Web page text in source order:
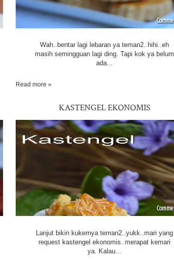
Wah..bentar lagi lebaran ya teman2..hihi..eh
masih semingguan lagi ding. Tapi kok ya belum
ada...
Read more »
KASTENGEL EKONOMIS
Lanjut bikin kukernya teman2..yukk..mari yang
request kastengel ekonomis..merapat kemari
ya. Kalau...